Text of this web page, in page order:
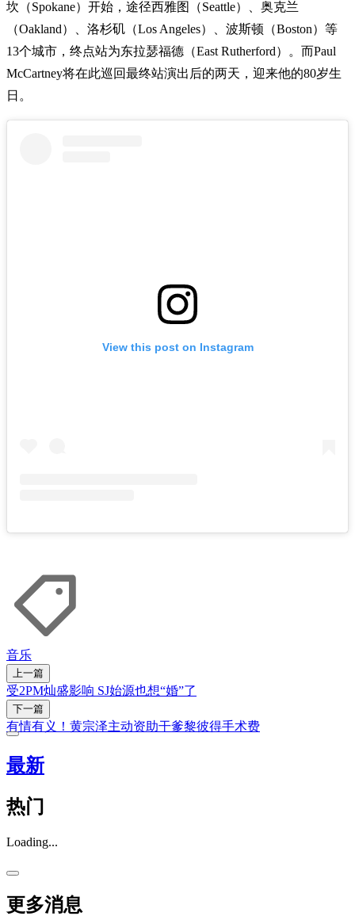
坎（Spokane）开始，途径西雅图（Seattle）、奥克兰
（Oakland）、洛杉矶（Los Angeles）、波斯顿（Boston）等
13个城市，终点站为东拉瑟福德（East Rutherford）。而Paul
McCartney将在此巡回最终站演出后的两天，迎来他的80岁生
日。
View this post on Instagram
音乐
上一篇
受2PM灿盛影响 SJ始源也想“婚”了
下一篇
有情有义！黄宗泽主动资助干爹黎彼得手术费
最新
热门
Loading...
更多消息